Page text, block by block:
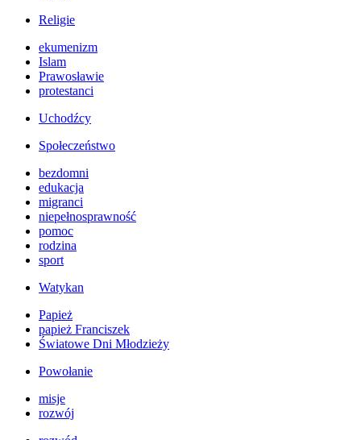
Religie
ekumenizm
Islam
Prawosławie
protestanci
Uchodźcy
Społeczeństwo
bezdomni
edukacja
migranci
niepełnosprawność
pomoc
rodzina
sport
Watykan
Papież
papież Franciszek
Światowe Dni Młodzieży
Powołanie
misje
rozwój